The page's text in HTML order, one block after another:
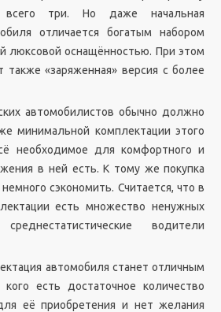
три. Но даже начальная
отличается богатым набором
люксовой оснащённостью. При этом
«заряженная» версия с более
автомобилистов обычно должно
минимальной комплектации этого
необходимое для комфортного и
в ней есть. К тому же покупка
сэкономить. Считается, что в
есть множество ненужных
водители
автомобиля станет отличным
есть достаточное количество
её приобретения и нет желания